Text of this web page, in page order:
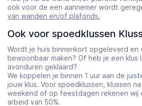
ook voor de een aannemer wordt
van wanden en/of plafonds.
Ook voor spoedklussen
Wordt je huis binnenkort opgeleverd en
bewoonbaar maken? Of heb je een klus
avonduren geklaard?
We koppelen je binnen 1 uur aan de
jouw klus. Voor spoedklussen, klussen
weekend of op feestdagen rekenen wij
arbeid van 50%.